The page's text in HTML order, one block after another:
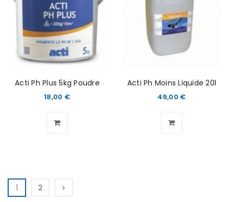
Acti Ph Plus 5kg Poudre
18,00 €
Acti Ph Moins Liquide 20l
49,00 €
1 2